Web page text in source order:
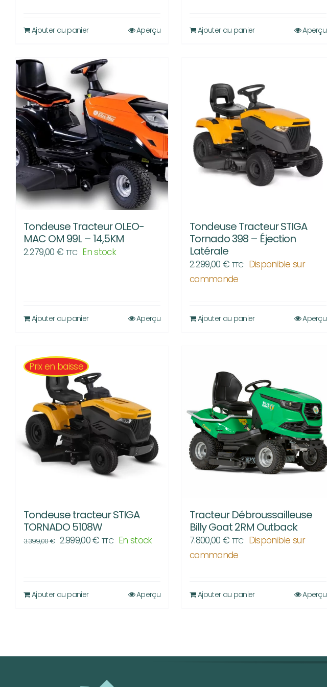
6.999,00 €.
4.999,00 €.
Ajouter au panier Aperçu Ajouter au panier Aperçu
Tondeuse Tracteur OLEO-
MAC OM 99L – 14,5KM
2.279,00 € TTC En stock
Ajouter au panier Aperçu
Tondeuse Tracteur STIGA
Tornado 398 – Éjection
Latérale
2.299,00 € TTC Disponible sur
commande
Ajouter au panier Aperçu
Prix en baisse
Tondeuse tracteur STIGA
TORNADO 5108W
3.399,00€ Le
3.399,00 €.
2.999,00€Le
2.999,00 €.
TTC En stock
Ajouter au panier Aperçu
Tracteur Débroussailleuse
Billy Goat 2RM Outback
7.800,00 € TTC Disponible sur
commande
Ajouter au panier Aperçu